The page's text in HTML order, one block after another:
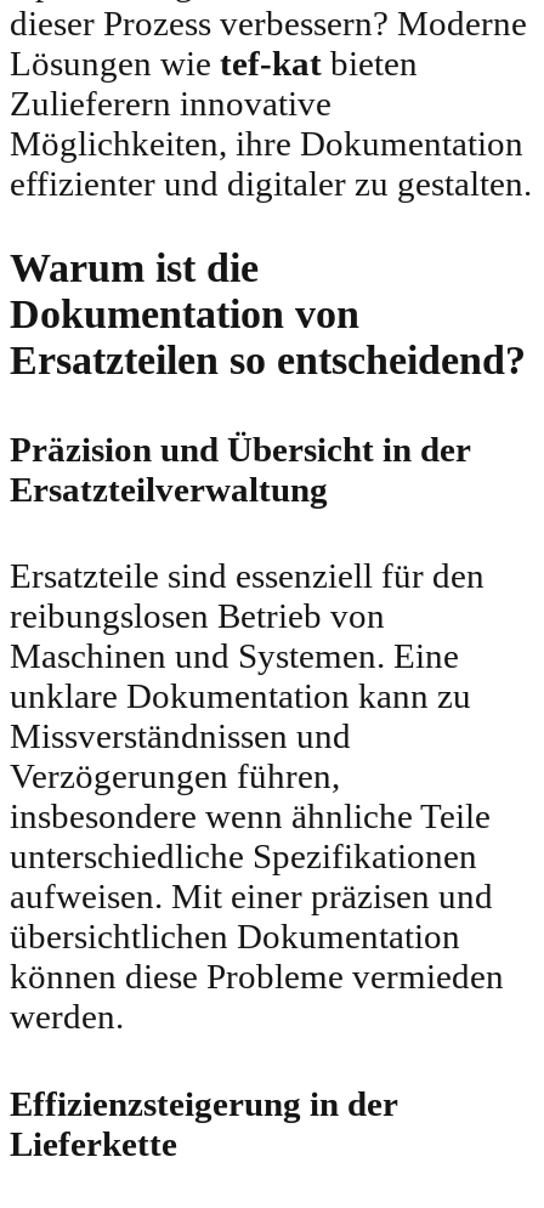
dieser Prozess verbessern? Moderne
Lösungen wie tef-kat bieten
Zulieferern innovative
Möglichkeiten, ihre Dokumentation
effizienter und digitaler zu gestalten.
Warum ist die
Dokumentation von
Ersatzteilen so entscheidend?
Präzision und Übersicht in der
Ersatzteilverwaltung
Ersatzteile sind essenziell für den
reibungslosen Betrieb von
Maschinen und Systemen. Eine
unklare Dokumentation kann zu
Missverständnissen und
Verzögerungen führen,
insbesondere wenn ähnliche Teile
unterschiedliche Spezifikationen
aufweisen. Mit einer präzisen und
übersichtlichen Dokumentation
können diese Probleme vermieden
werden.
Effizienzsteigerung in der
Lieferkette